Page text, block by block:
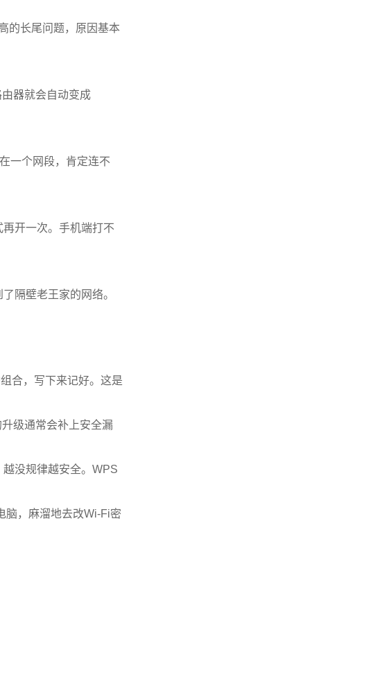
的长尾问题，原因基本
器就会自动变成
一个网段，肯定连不
开一次。手机端打不
隔壁老王家的网络。
合，写下来记好。这是
级通常会补上安全漏
没规律越安全。WPS
脑，麻溜地去改Wi-Fi密